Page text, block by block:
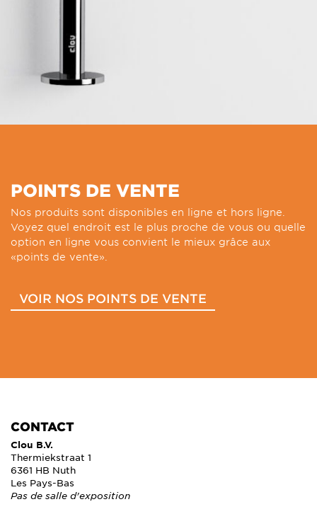
POINTS DE VENTE
Nos produits sont disponibles en ligne et hors ligne.
Voyez quel endroit est le plus proche de vous ou quelle
option en ligne vous convient le mieux grâce aux
«points de vente».
VOIR NOS POINTS DE VENTE
CONTACT
Clou B.V.
Thermiekstraat 1
6361 HB Nuth
Les Pays-Bas
Pas de salle d'exposition